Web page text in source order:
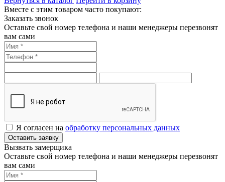
Вместе с этим товаром часто покупают:
Заказать звонок
Оставьте свой номер телефона и наши менеджеры перезвонят
вам сами
Я согласен на обработку персональных данных
Оставить заявку
Вызвать замерщика
Оставьте свой номер телефона и наши менеджеры перезвонят
вам сами